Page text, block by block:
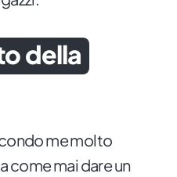
della
me molto
come mai dare un